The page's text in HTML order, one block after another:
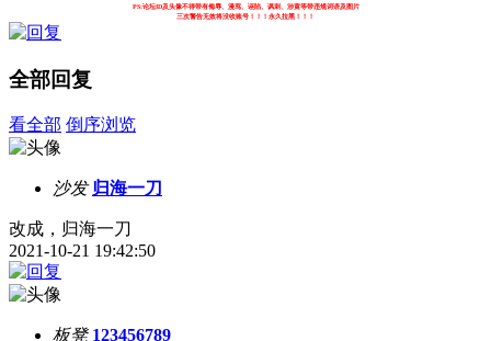
PS:论坛ID及头像不得带有侮辱、漫骂、诬陷、讽刺、涉黄等带违规词语及图片
三次警告无效将没收账号！！！永久拉黑！！！
全部回复
看全部 倒序浏览
沙发 归海一刀
改成，归海一刀
2021-10-21 19:42:50
板凳 123456789